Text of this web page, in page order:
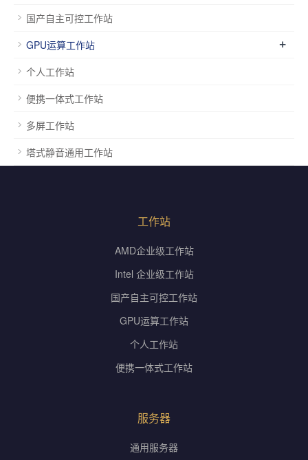
国产自主可控工作站
GPU运算工作站
+
个人工作站
便携一体式工作站
多屏工作站
塔式静音通用工作站
工作站
AMD企业级工作站
Intel 企业级工作站
国产自主可控工作站
GPU运算工作站
个人工作站
便携一体式工作站
服务器
通用服务器